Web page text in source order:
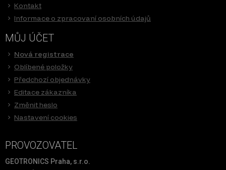
Kontakt
Informace o zpracovaní osobních údajů
MŮJ ÚČET
Nová registrace
Oblíbené položky
Předchozí objednávky
Editace zákazníka
Změnit heslo
Nastavení cookies
PROVOZOVATEL
GEOTRONICS Praha, s.r.o.